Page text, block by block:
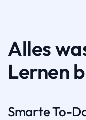
Alles
Lernen
Smarte To-